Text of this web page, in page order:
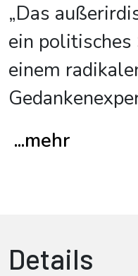
„Das
ein politisches
einem
...mehr
Details